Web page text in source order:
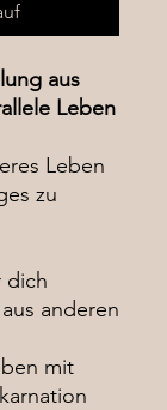
aus
Leben
Leben
zu
dich
anderen
mit